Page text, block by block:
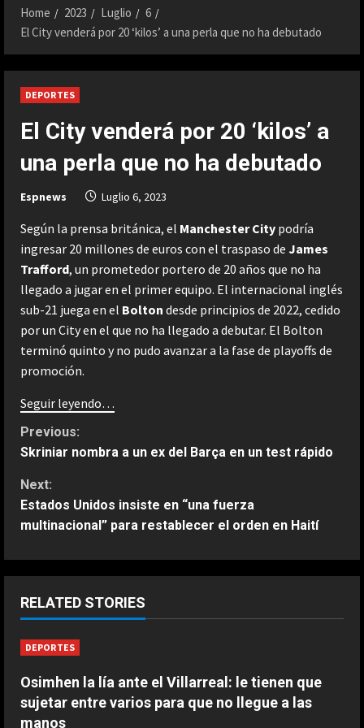
Home 2023 Luglio
6
El City venderá por 20 ‘kilos’ a una perla que no ha debutado
DEPORTES
El City venderá por 20 ‘kilos’ a
una perla que no ha debutado
Espnews Luglio 6, 2023
Según la prensa británica, el Manchester City podría
ingresar 20 millones de euros con el traspaso de James
Trafford, un prometedor portero de 20 años que no ha
llegado a jugar en el primer equipo. El internacional inglés
sub-21 juega en el Bolton desde principios de 2022, cedido
por un City en el que no ha llegado a debutar. El Bolton
terminó quinto y no pudo avanzar a la fase de playoffs de
promoción.
Seguir leyendo…
C
n
i
n
u
e
R
Previous:
Skriniar nombra a un ex del Barça en un test rápido
Next:
Estados Unidos insiste en “una fuerza
multinacional” para restablecer el orden en Haití
RELATED STORIES
DEPORTES
Osimhen la lía ante el Villarreal: le tienen que
sujetar entre varios para que no llegue a las
manos
ESPAÑA
Férrea defensa de un campeón del
ESPAÑA